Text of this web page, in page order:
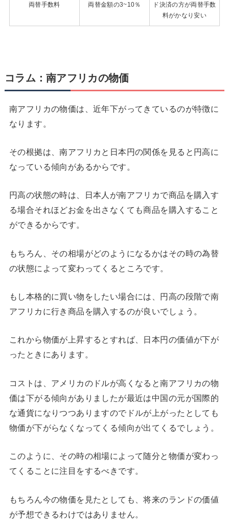
両替手数料 両替金額の3~10％
ド決済の方が両替手数
料がかなり安い
コラム：南アフリカの物価
南アフリカの物価は、近年下がってきているのが特徴に
なります。
その根拠は、南アフリカと日本円の関係を見ると円高に
なっている傾向があるからです。
円高の状態の時は、日本人が南アフリカで商品を購入す
る場合それほどお金を出さなくても商品を購入すること
ができるからです。
もちろん、その相場がどのようになるかはその時の為替
の状態によって変わってくるところです。
もし本格的に買い物をしたい場合には、円高の段階で南
アフリカに行き商品を購入するのが良いでしょう。
これから物価が上昇するとすれば、日本円の価値が下が
ったときにあります。
コストは、アメリカのドルが高くなると南アフリカの物
価は下がる傾向がありましたが最近は中国の元が国際的
な通貨になりつつありますのでドルが上がったとしても
物価が下がらなくなってくる傾向が出てくるでしょう。
このように、その時の相場によって随分と物価が変わっ
てくることに注目をするべきです。
もちろん今の物価を見たとしても、将来のランドの価値
が予想できるわけではありません。